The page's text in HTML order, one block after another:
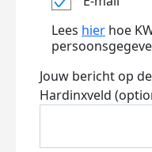
Lees hier hoe
Jouw bericht op
Hardinxveld